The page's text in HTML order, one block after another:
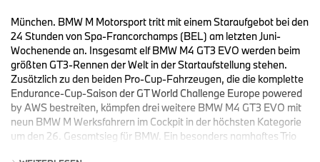
München. BMW M Motorsport tritt mit einem Staraufgebot bei den
24 Stunden von Spa-Francorchamps (BEL) am letzten Juni-
Wochenende an. Insgesamt elf BMW M4 GT3 EVO werden beim
größten GT3-Rennen der Welt in der Startaufstellung stehen.
Zusätzlich zu den beiden Pro-Cup-Fahrzeugen, die die komplette
Endurance-Cup-Saison der GT World Challenge Europe powered
by AWS bestreiten, kämpfen drei weitere BMW M4 GT3 EVO mit
neun BMW M Werksfahrern im Cockpit in der höchsten Kategorie
um den 26. Gesamtsieg für BMW. Ein besonders namhaftes Trio